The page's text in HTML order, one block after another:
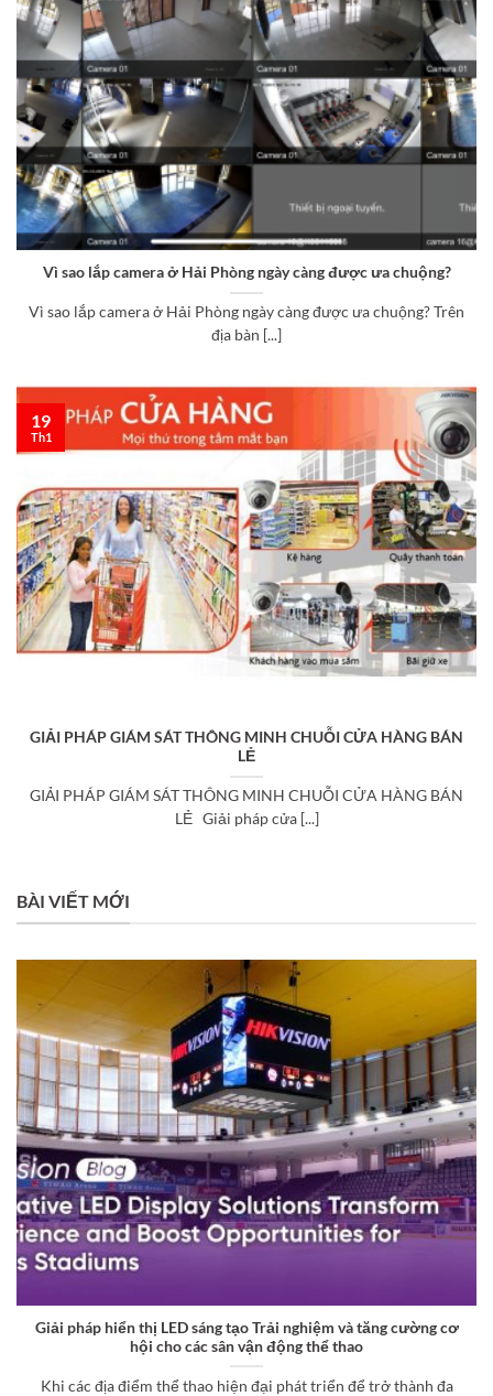
Vì sao lắp camera ở Hải Phòng ngày càng được ưa chuộng?
Vì sao lắp camera ở Hải Phòng ngày càng được ưa chuộng? Trên
địa bàn [...]
GIẢI PHÁP GIÁM SÁT THÔNG MINH CHUỖI CỬA HÀNG BÁN
LẺ
GIẢI PHÁP GIÁM SÁT THÔNG MINH CHUỖI CỬA HÀNG BÁN
LẺ Giải pháp cửa [...]
19
Th1
BÀI VIẾT MỚI
Giải pháp hiển thị LED sáng tạo Trải nghiệm và tăng cường cơ
hội cho các sân vận động thể thao
Khi các địa điểm thể thao hiện đại phát triển để trở thành đa